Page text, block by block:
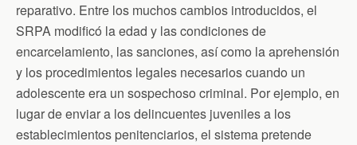
reparativo. Entre los muchos cambios introducidos, el
SRPA modificó la edad y las condiciones de
encarcelamiento, las sanciones, así como la aprehensión
y los procedimientos legales necesarios cuando un
adolescente era un sospechoso criminal. Por ejemplo, en
lugar de enviar a los delincuentes juveniles a los
establecimientos penitenciarios, el sistema pretende